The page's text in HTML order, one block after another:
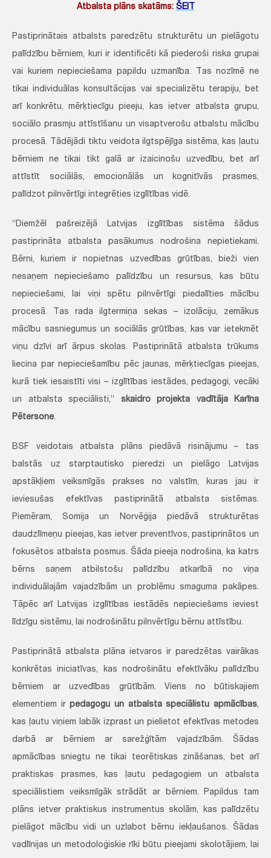
Atbalsta plāns skatāms: ŠEIT
Pastiprinātais atbalsts paredzētu strukturētu un pielāgotu
palīdzību bērniem, kuri ir identificēti kā piederoši riska grupai
vai kuriem nepieciešama papildu uzmanība. Tas nozīmē ne
tikai individuālas konsultācijas vai specializētu terapiju, bet
arī konkrētu, mērķtiecīgu pieeju, kas ietver atbalsta grupu,
sociālo prasmju attīstīšanu un visaptverošu atbalstu mācību
procesā. Tādējādi tiktu veidota ilgtspējīga sistēma, kas ļautu
bērniem ne tikai tikt galā ar izaicinošu uzvedību, bet arī
attīstīt sociālās, emocionālās un kognitīvās prasmes,
palīdzot pilnvērtīgi integrēties izglītības vidē.
“Diemžēl pašreizējā Latvijas izglītības sistēma šādus
pastiprināta atbalsta pasākumus nodrošina nepietiekami.
Bērni, kuriem ir nopietnas uzvedības grūtības, bieži vien
nesaņem nepieciešamo palīdzību un resursus, kas būtu
nepieciešami, lai viņi spētu pilnvērtīgi piedalīties mācību
procesā. Tas rada ilgtermiņa sekas – izolāciju, zemākus
mācību sasniegumus un sociālās grūtības, kas var ietekmēt
viņu dzīvi arī ārpus skolas. Pastiprinātā atbalsta trūkums
liecina par nepieciešamību pēc jaunas, mērķtiecīgas pieejas,
kurā tiek iesaistīti visi – izglītības iestādes, pedagogi, vecāki
un atbalsta speciālisti,” skaidro projekta vadītāja Karīna
Pētersone.
BSF veidotais atbalsta plāns piedāvā risinājumu – tas
balstās uz starptautisko pieredzi un pielāgo Latvijas
apstākļiem veiksmīgās prakses no valstīm, kuras jau ir
ieviesušas efektīvas pastiprinātā atbalsta sistēmas.
Piemēram, Somija un Norvēģija piedāvā strukturētas
daudzlīmeņu pieejas, kas ietver preventīvos, pastiprinātos un
fokusētos atbalsta posmus. Šāda pieeja nodrošina, ka katrs
bērns saņem atbilstošu palīdzību atkarībā no viņa
individuālajām vajadzībām un problēmu smaguma pakāpes.
Tāpēc arī Latvijas izglītības iestādēs nepieciešams ieviest
līdzīgu sistēmu, lai nodrošinātu pilnvērtīgu bērnu attīstību.
Pastiprinātā atbalsta plāna ietvaros ir paredzētas vairākas
konkrētas iniciatīvas, kas nodrošinātu efektīvāku palīdzību
bērniem ar uzvedības grūtībām. Viens no būtiskajiem
elementiem ir pedagogu un atbalsta speciālistu apmācības,
kas ļautu viņiem labāk izprast un pielietot efektīvas metodes
darbā ar bērniem ar sarežģītām vajadzībām. Šādas
apmācības sniegtu ne tikai teorētiskas zināšanas, bet arī
praktiskas prasmes, kas ļautu pedagogiem un atbalsta
speciālistiem veiksmīgāk strādāt ar bērniem. Papildus tam
plāns ietver praktiskus instrumentus skolām, kas palīdzētu
pielāgot mācību vidi un uzlabot bērnu iekļaušanos. Šādas
vadlīnijas un metodoloģiskie rīki būtu pieejami skolotājiem, lai